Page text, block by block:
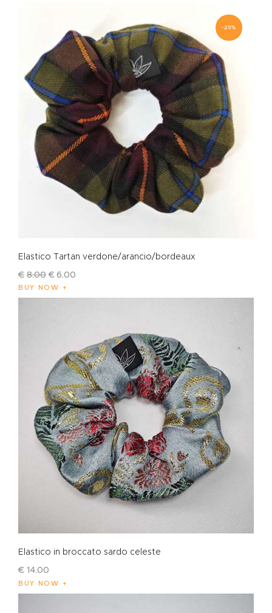
-25%
Elastico Tartan verdone/arancio/bordeaux
€ 8.00 € 6.00
BUY NOW
Elastico in broccato sardo celeste
€ 14.00
BUY NOW